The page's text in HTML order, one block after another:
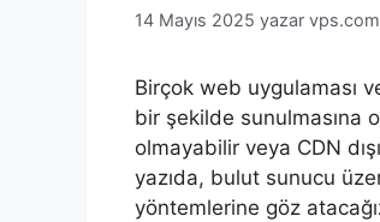
14 Mayıs 2025 yazar
Birçok web uygulaması
bir şekilde sunulmasına
olmayabilir veya CDN
yazıda, bulut sunucu
yöntemlerine göz